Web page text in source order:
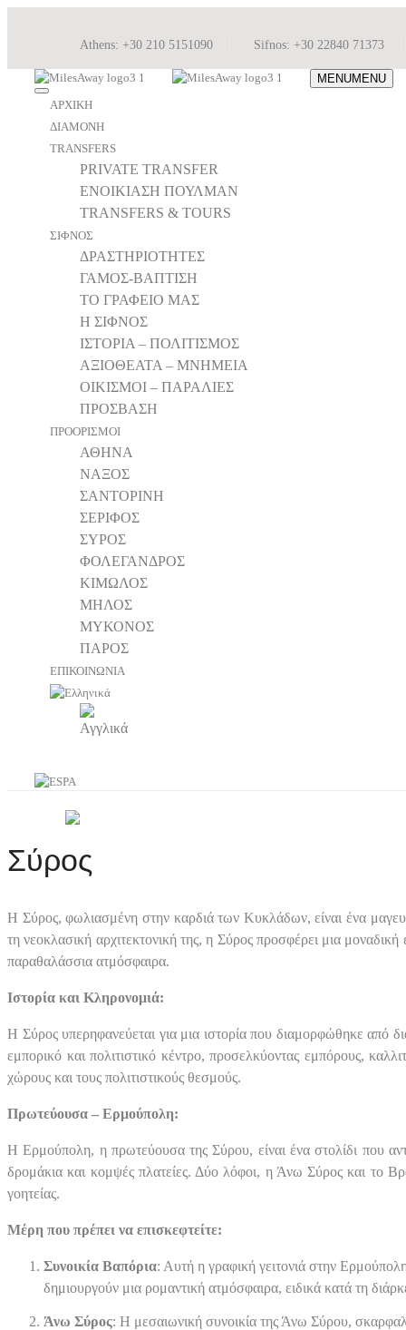
Athens: +30 210 5151090 Sifnos: +30 22840 71373
MENUMENU
ΑΡΧΙΚΗ
ΔΙΑΜΟΝΗ
TRANSFERS
PRIVATE TRANSFER
ΕΝΟΙΚΙΑΣΗ ΠΟΥΛΜΑΝ
TRANSFERS & TOURS
ΣΙΦΝΟΣ
ΔΡΑΣΤΗΡΙΟΤΗΤΕΣ
ΓΑΜΟΣ-ΒΑΠΤΙΣΗ
ΤΟ ΓΡΑΦΕΙΟ ΜΑΣ
Η ΣΙΦΝΟΣ
ΙΣΤΟΡΙΑ – ΠΟΛΙΤΙΣΜΟΣ
ΑΞΙΟΘΕΑΤΑ – ΜΝΗΜΕΙΑ
ΟΙΚΙΣΜΟΙ – ΠΑΡΑΛΙΕΣ
ΠΡΟΣΒΑΣΗ
ΠΡΟΟΡΙΣΜΟΙ
ΑΘΗΝΑ
ΝΑΞΟΣ
ΣΑΝΤΟΡΙΝΗ
ΣΕΡΙΦΟΣ
ΣΥΡΟΣ
ΦΟΛΕΓΑΝΔΡΟΣ
ΚΙΜΩΛΟΣ
ΜΗΛΟΣ
ΜΥΚΟΝΟΣ
ΠΑΡΟΣ
ΕΠΙΚΟΙΝΩΝΙΑ
Σύρος
Η Σύρος, φωλιασμένη στην καρδιά των Κυκλάδων, είναι ένα
τη νεοκλασική αρχιτεκτονική της, η Σύρος προσφέρει μια μοναδική
παραθαλάσσια ατμόσφαιρα.
Ιστορία και Κληρονομιά:
Η Σύρος υπερηφανεύεται για μια ιστορία που διαμορφώθηκε
εμπορικό και πολιτιστικό κέντρο, προσελκύοντας εμπόρους,
χώρους και τους πολιτιστικούς θεσμούς.
Πρωτεύουσα – Ερμούπολη:
Η Ερμούπολη, η πρωτεύουσα της Σύρου, είναι ένα στολίδι που
δρομάκια και κομψές πλατείες. Δύο λόφοι, η Άνω Σύρος και το
γοητείας.
Μέρη που πρέπει να επισκεφτείτε:
Συνοικία Βαπόρια: Αυτή η γραφική γειτονιά στην
δημιουργούν μια ρομαντική ατμόσφαιρα, ειδικά κατά τη
Άνω Σύρος: Η μεσαιωνική συνοικία της Άνω Σύρου,